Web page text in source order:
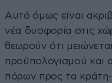
Αυτό όμως είναι
νέα δυσφορία στις
θεωρούν ότι
προϋπολογισμού και
πόρων προς τα